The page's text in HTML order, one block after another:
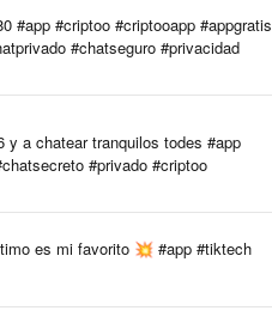
#app #criptoo #criptooapp #appgratis
#chatseguro #privacidad
y a chatear tranquilos todes #app
#privado #criptoo
es mi favorito 💥 #app #tiktech